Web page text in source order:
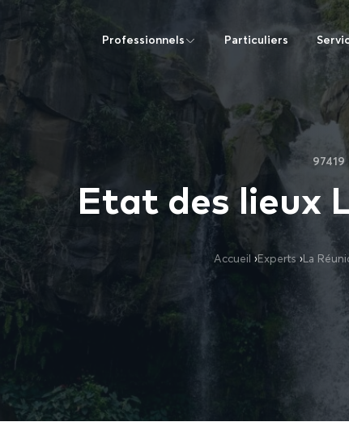
Professionnels Particuliers
97419
Etat des lieux
Accueil ›Experts ›La